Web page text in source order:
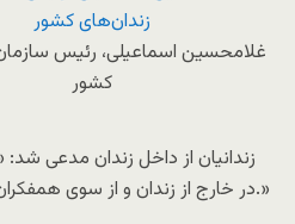
غلامحسین اسماعیلی، رئیس
کشور
زندانیان از داخل زندان مدعی
در خارج از زندان و از سوی همفکران زندانی تهیه و تنظیم می‌شود.»